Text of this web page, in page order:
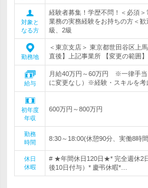
対象と
なる方
経験者募集！学歴不問！＜必須
業務の実務経験をお持ちの方＜
級、2級
勤務地
＜東京支店＞ 東京都世田谷区上
直後】上記事業所 【変更の範囲
給与
月給40万円～60万円 ※一律手
に変更なし）※経験・スキルを考
初年度
年収
600万円～800万円
勤務
時間
8:30～18:00(休憩90分、実働8時
休日
休暇
# ★年間休日120日★* 完全週休2
後10日付与）* 慶弔休暇*…